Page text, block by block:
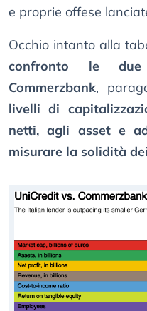
e proprie offese
Occhio intanto alla
confronto le
Commerzbank,
livelli di
netti, agli asset e
misurare la solidità